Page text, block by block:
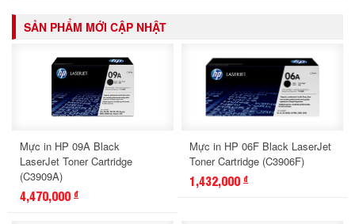
SẢN PHẨM MỚI CẬP NHẬT
Mực in HP 09A Black
LaserJet Toner Cartridge
(C3909A)
4,470,000 đ
Mực in HP 06F Black LaserJet
Toner Cartridge (C3906F)
1,432,000 đ